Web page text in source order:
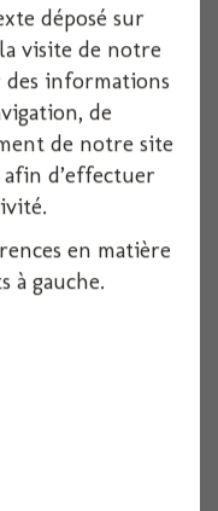
déposé sur
visite de notre
informations
de
de notre site
afin d’effectuer
en matière
à gauche.